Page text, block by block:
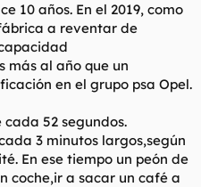
10 años. En el 2019, como
a reventar de
más al año que un
en el grupo psa Opel.
52 segundos.
3 minutos largos,según
En ese tiempo un peón de
coche,ir a sacar un café a